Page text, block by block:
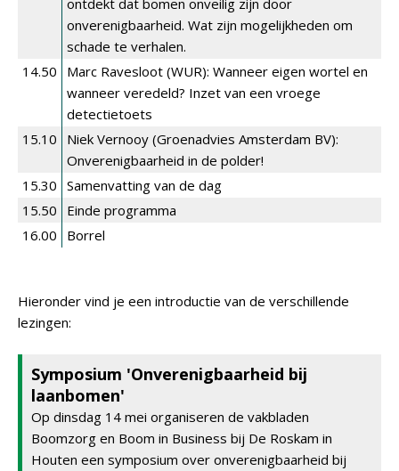
ontdekt dat bomen onveilig zijn door
onverenigbaarheid. Wat zijn mogelijkheden om
schade te verhalen.
14.50
Marc Ravesloot (WUR): Wanneer eigen wortel en
wanneer veredeld? Inzet van een vroege
detectietoets
15.10
Niek Vernooy (Groenadvies Amsterdam BV):
Onverenigbaarheid in de polder!
15.30 Samenvatting van de dag
15.50
Einde programma
16.00
Borrel
Hieronder vind je een introductie van de verschillende
lezingen:
Symposium 'Onverenigbaarheid bij
laanbomen'
Op dinsdag 14 mei organiseren de vakbladen
Boomzorg en Boom in Business bij De Roskam in
Houten een symposium over onverenigbaarheid bij